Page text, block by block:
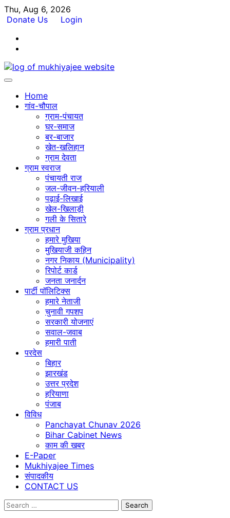
Skip
to
Thu, Aug 6, 2026
Donate Us
Login
Home
गांव-चौपाल
ग्राम-पंचायत
घर-समाज
बर-बाजार
खेत-खलिहान
ग्राम देवता
ग्राम स्वराज
पंचायती राज
जल-जीवन-हरियाली
पढ़ाई-लिखाई
खेल-खिलाड़ी
गली के सितारे
ग्राम प्रधान
हमारे मुखिया
मुखियाजी कहिन
नगर निकाय (Municipality)
रिपोर्ट कार्ड
जनता जनार्दन
पार्टी पॉलिटिक्स
हमारे नेताजी
चुनावी गपशप
सरकारी योजनाएं
सवाल-जवाब
हमारी पाती
परदेस
बिहार
झारखंड
उत्तर प्रदेश
हरियाणा
पंजाब
विविध
Panchayat Chunav 2026
Bihar Cabinet News
काम की खबर
E-Paper
Mukhiyajee Times
संपादकीय
CONTACT US
Search